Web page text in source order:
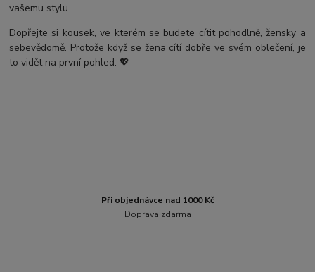
vašemu stylu.
Dopřejte si kousek, ve kterém se budete cítit pohodlně, žensky a
sebevědomě. Protože když se žena cítí dobře ve svém oblečení, je
to vidět na první pohled. 💖
Při objednávce nad 1000 Kč
Doprava zdarma